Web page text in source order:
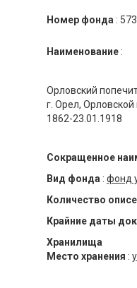
Номер фонда : 573
Наименование :
Орловский
г. Орел, Орловской
1862-23.01.1918
Сокращенное
Вид фонда : фонд
Количество
Крайние даты
Хранилища
Место хранения :